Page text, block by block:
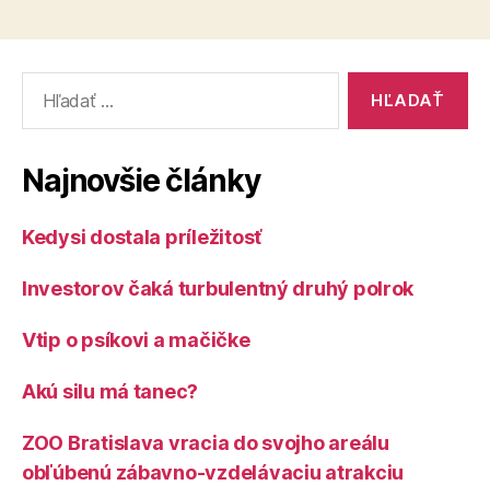
Najnovšie články
Kedysi dostala príležitosť
Investorov čaká turbulentný druhý polrok
Vtip o psíkovi a mačičke
Akú silu má tanec?
ZOO Bratislava vracia do svojho areálu
obľúbenú zábavno-vzdelávaciu atrakciu